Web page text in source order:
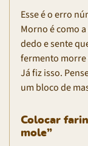
Esse é o erro
Morno é como
dedo e sente
fermento morre
Já fiz isso.
um bloco de
Colocar
mole”